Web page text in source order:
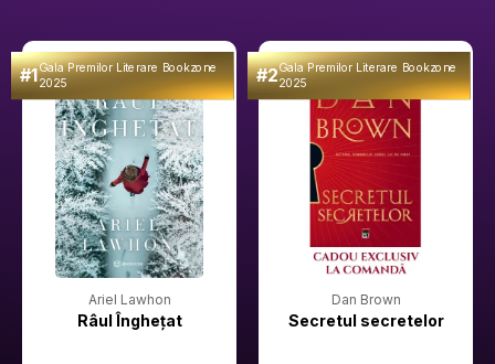
#1Gala Premilor Literare Bookzone
2025
Ariel Lawhon
Râul Înghețat
#2Gala Premilor Literare Bookzone
2025
Dan Brown
Secretul secretelor